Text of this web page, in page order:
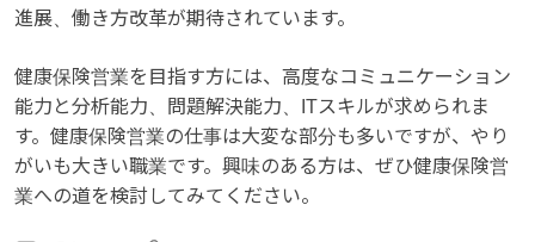
進展、働き方改革が期待されています。
健康保険営業を目指す方には、高度なコミュニケーション
能力と分析能力、問題解決能力、ITスキルが求められま
す。健康保険営業の仕事は大変な部分も多いですが、やり
がいも大きい職業です。興味のある方は、ぜひ健康保険営
業への道を検討してみてください。